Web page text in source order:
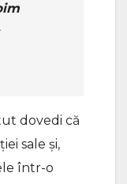
dovedi că
sale și,
într-o